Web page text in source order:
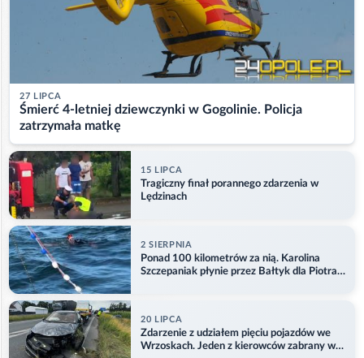
27 LIPCA
Śmierć 4-letniej dziewczynki w Gogolinie. Policja
zatrzymała matkę
15 LIPCA
Tragiczny finał porannego zdarzenia w
Lędzinach
2 SIERPNIA
Ponad 100 kilometrów za nią. Karolina
Szczepaniak płynie przez Bałtyk dla Piotra.
20 LIPCA
Zdarzenie z udziałem pięciu pojazdów we
Wrzoskach. Jeden z kierowców zabrany w